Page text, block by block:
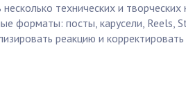
технических и
форматы: посты, карусели, Reels,
реакцию и